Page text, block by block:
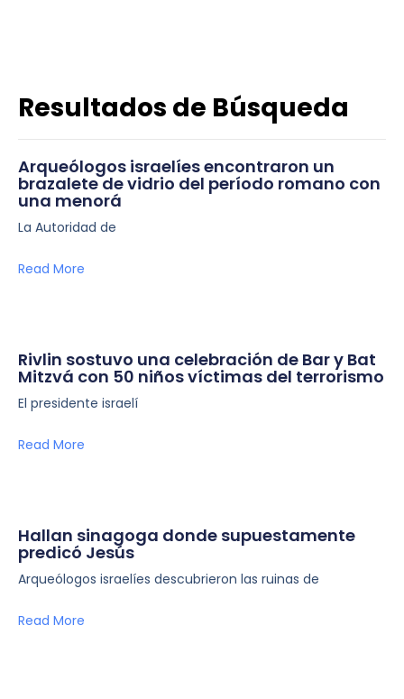
Resultados de Búsqueda
Arqueólogos israelíes encontraron un
brazalete de vidrio del período romano con
una menorá
La Autoridad de
Read More
Rivlin sostuvo una celebración de Bar y Bat
Mitzvá con 50 niños víctimas del terrorismo
El presidente israelí
Read More
Hallan sinagoga donde supuestamente
predicó Jesús
Arqueólogos israelíes descubrieron las ruinas de
Read More